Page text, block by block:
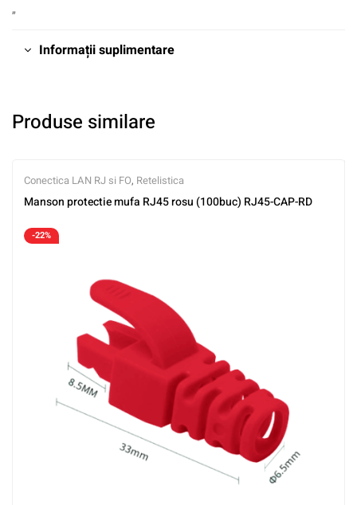
„
Informații suplimentare
Produse similare
Conectica LAN RJ si FO, Retelistica
Manson protectie mufa RJ45 rosu (100buc) RJ45-CAP-RD
-22%